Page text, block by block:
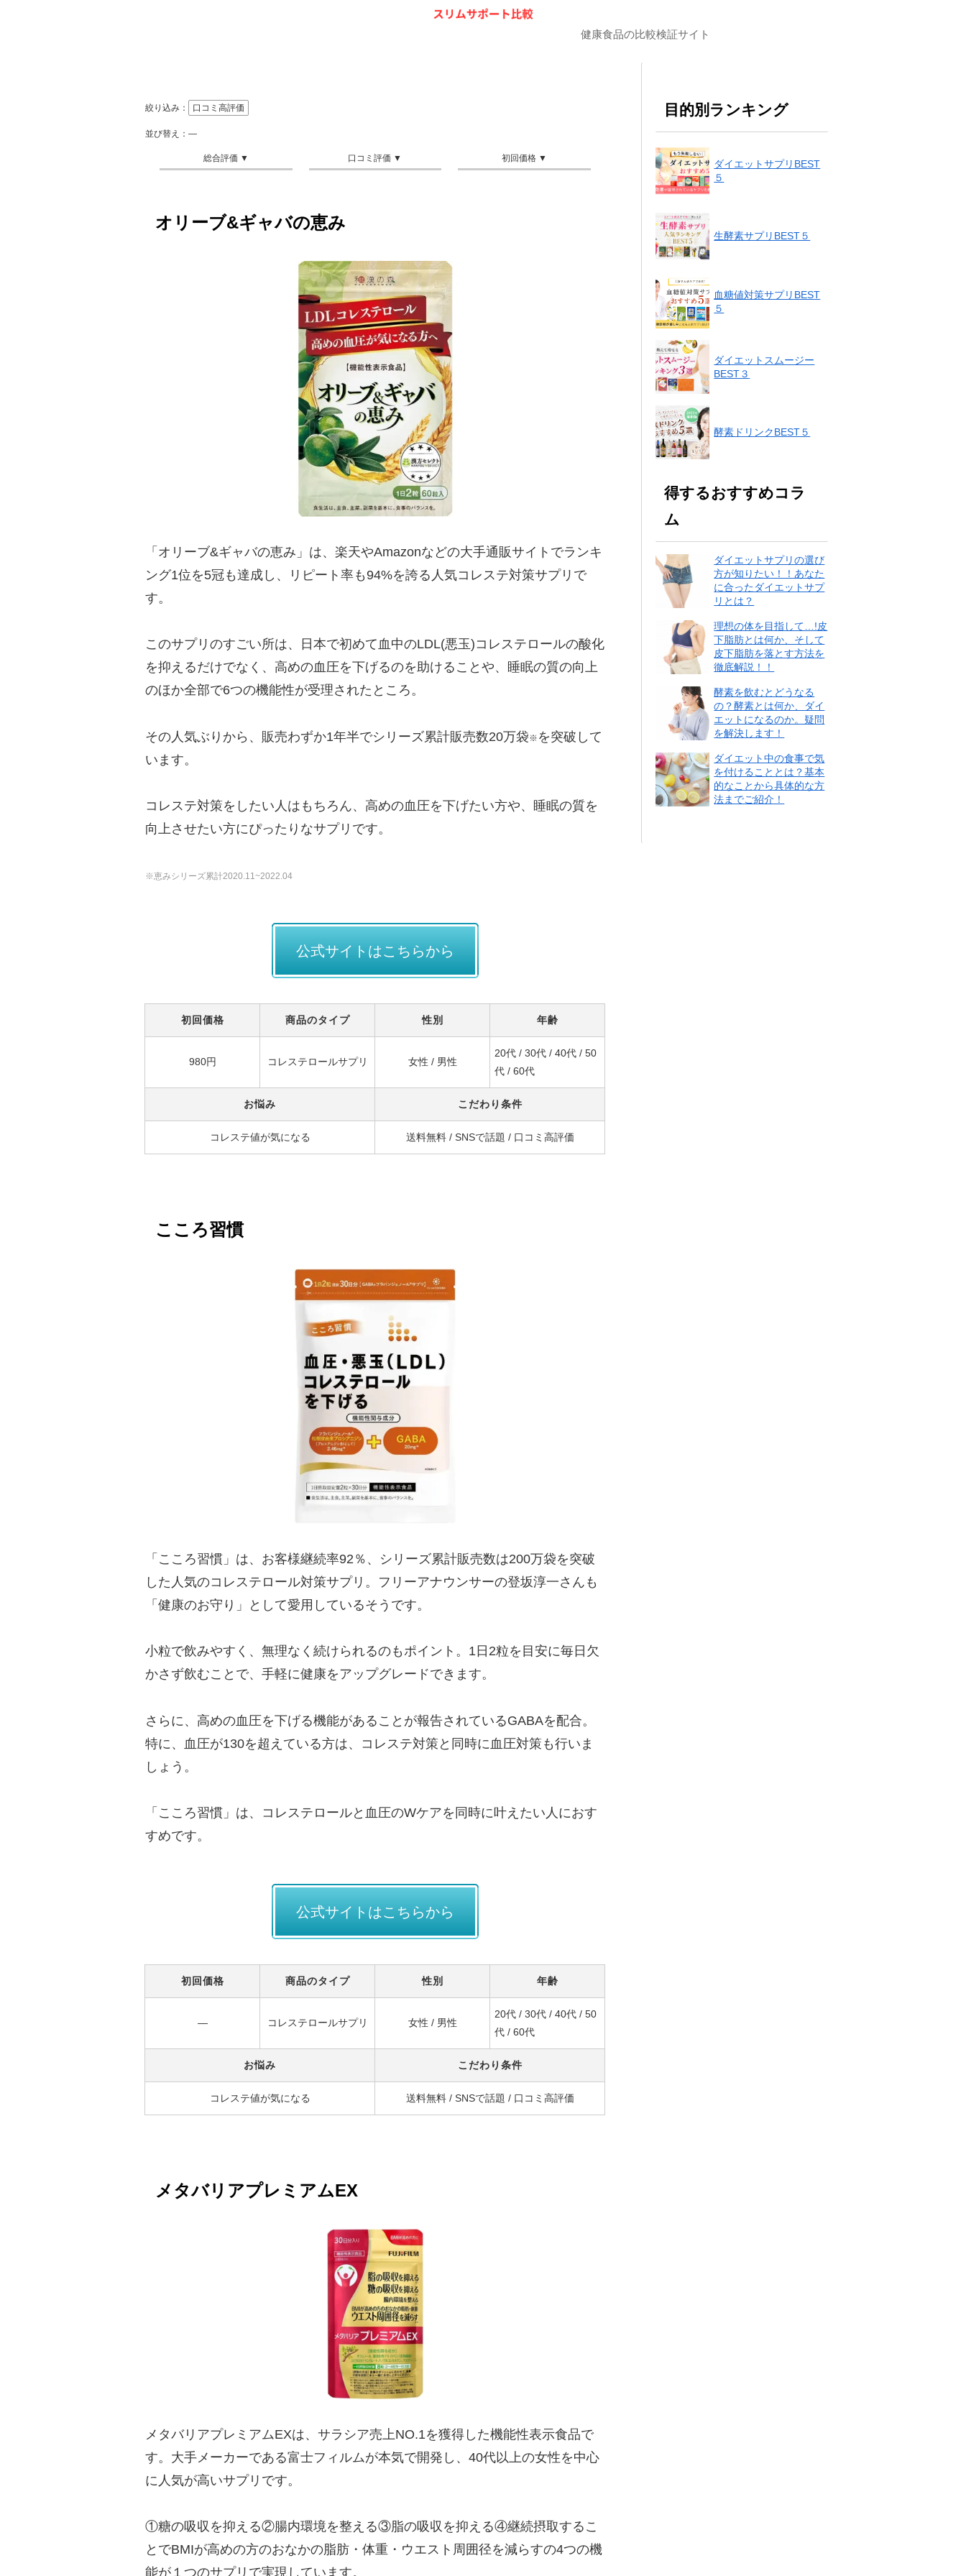
健康食品の比較検証サイト
絞り込み： 口コミ高評価
並び替え：―
オリーブ&ギャバの恵み
「オリーブ&ギャバの恵み」は、楽天やAmazonなどの大手通販サイトでランキ
ング1位を5冠も達成し、リピート率も94%を誇る人気コレステ対策サプリで
す。
このサプリのすごい所は、日本で初めて血中のLDL(悪玉)コレステロールの酸化
を抑えるだけでなく、高めの血圧を下げるのを助けることや、睡眠の質の向上
のほか全部で6つの機能性が受理されたところ。
その人気ぶりから、販売わずか1年半でシリーズ累計販売数20万袋※ を突破して
います。
コレステ対策をしたい人はもちろん、高めの血圧を下げたい方や、睡眠の質を
向上させたい方にぴったりなサプリです。
※恵みシリーズ累計2020.11~2022.04
公式サイトはこちらから
初回価格
980円
商品のタイプ
コレステロールサプリ
性別
女性 / 男性
年齢
20代 / 30代 / 40代 / 50
代 / 60代
お悩み
コレステ値が気になる
こだわり条件
送料無料 / SNSで話題 / 口コミ高評価
こころ習慣
「こころ習慣」は、お客様継続率92％、シリーズ累計販売数は200万袋を突破
した人気のコレステロール対策サプリ。フリーアナウンサーの登坂淳一さんも
「健康のお守り」として愛用しているそうです。
小粒で飲みやすく、無理なく続けられるのもポイント。1日2粒を目安に毎日欠
かさず飲むことで、手軽に健康をアップグレードできます。
さらに、高めの血圧を下げる機能があることが報告されているGABAを配合。
特に、血圧が130を超えている方は、コレステ対策と同時に血圧対策も行いま
しょう。
「こころ習慣」は、コレステロールと血圧のWケアを同時に叶えたい人におす
すめです。
公式サイトはこちらから
初回価格
―
商品のタイプ
コレステロールサプリ
性別
女性 / 男性
年齢
20代 / 30代 / 40代 / 50
代 / 60代
お悩み
コレステ値が気になる
こだわり条件
送料無料 / SNSで話題 / 口コミ高評価
メタバリアプレミアムEX
メタバリアプレミアムEXは、サラシア売上NO.1を獲得した機能性表示食品で
す。大手メーカーである富士フィルムが本気で開発し、40代以上の女性を中心
に人気が高いサプリです。
①糖の吸収を抑える②腸内環境を整える③脂の吸収を抑える④継続摂取するこ
とでBMIが高めの方のおなかの脂肪・体重・ウエスト周囲径を減らすの4つの機
能が１つのサプリで実現しています。
目的別ランキング
ダイエットサプリBEST
５
生酵素サプリBEST５
血糖値対策サプリBEST
５
ダイエットスムージー
BEST３
酵素ドリンクBEST５
得するおすすめコラ
ム
ダイエットサプリの選び
方が知りたい！！あなた
に合ったダイエットサプ
リとは？
理想の体を目指して…!皮
下脂肪とは何か、そして
皮下脂肪を落とす方法を
徹底解説！！
酵素を飲むとどうなる
の？酵素とは何か、ダイ
エットになるのか。疑問
を解決します！
ダイエット中の食事で気
を付けることとは？基本
的なことから具体的な方
法までご紹介！